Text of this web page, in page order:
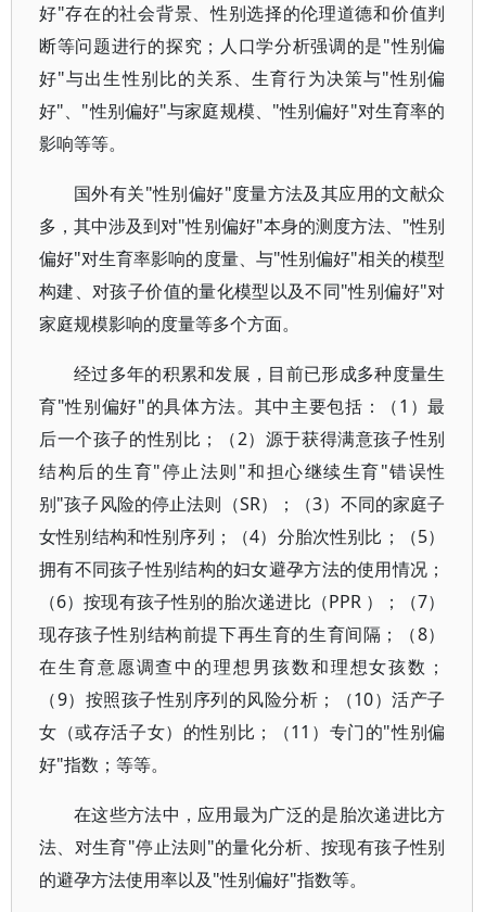
好"存在的社会背景、性别选择的伦理道德和价值判
断等问题进行的探究；人口学分析强调的是"性别偏
好"与出生性别比的关系、生育行为决策与"性别偏
好"、"性别偏好"与家庭规模、"性别偏好"对生育率的
影响等等。
国外有关"性别偏好"度量方法及其应用的文献众
多，其中涉及到对"性别偏好"本身的测度方法、"性别
偏好"对生育率影响的度量、与"性别偏好"相关的模型
构建、对孩子价值的量化模型以及不同"性别偏好"对
家庭规模影响的度量等多个方面。
经过多年的积累和发展，目前已形成多种度量生
育"性别偏好"的具体方法。其中主要包括：（1）最
后一个孩子的性别比；（2）源于获得满意孩子性别
结构后的生育"停止法则"和担心继续生育"错误性
别"孩子风险的停止法则（SR）；（3）不同的家庭子
女性别结构和性别序列；（4）分胎次性别比；（5）
拥有不同孩子性别结构的妇女避孕方法的使用情况；
（6）按现有孩子性别的胎次递进比（PPR ）；（7）
现存孩子性别结构前提下再生育的生育间隔；（8）
在生育意愿调查中的理想男孩数和理想女孩数；
（9）按照孩子性别序列的风险分析；（10）活产子
女（或存活子女）的性别比；（11）专门的"性别偏
好"指数；等等。
在这些方法中，应用最为广泛的是胎次递进比方
法、对生育"停止法则"的量化分析、按现有孩子性别
的避孕方法使用率以及"性别偏好"指数等。